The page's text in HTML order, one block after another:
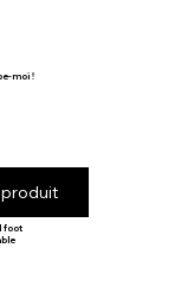
moi !
produit
foot